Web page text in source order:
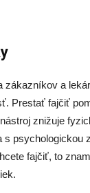
zákazníkov a
Prestať fajčiť
znižuje
s psychologickou
fajčiť, to